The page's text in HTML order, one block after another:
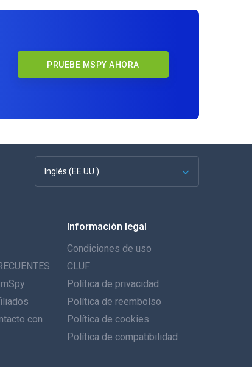
PRUEBE MSPY AHORA
Inglés (EE.UU.)
Français
English
Português
Italiano
con
Información legal
Condiciones de uso
CLUF
Política de privacidad
Política de reembolso
Política de cookies
Política de compatibilidad